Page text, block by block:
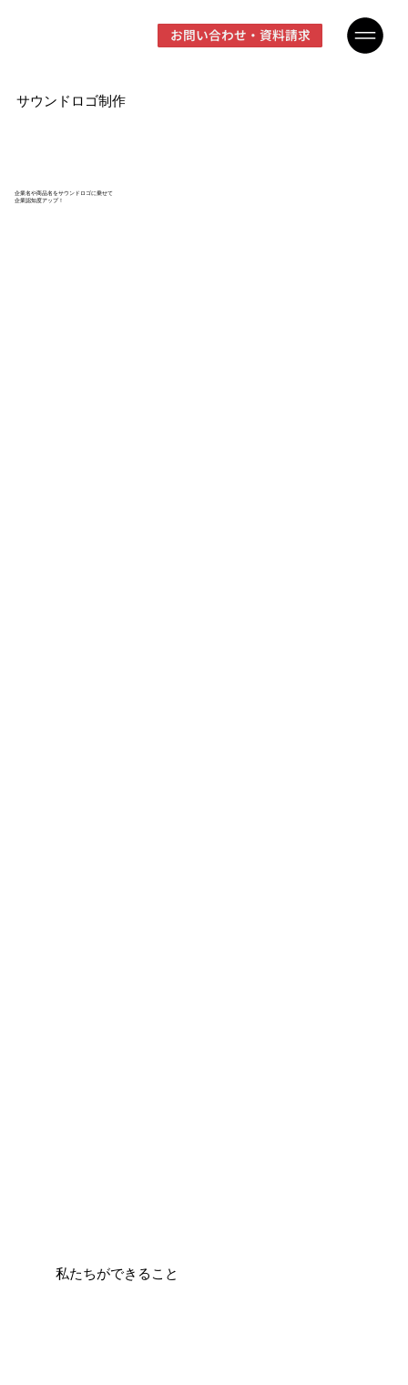
お問い合わせ・資料請求
サウンドロゴ制作
企業名や商品名をサウンドロゴに乗せて
企業認知度アップ！
私たちができること